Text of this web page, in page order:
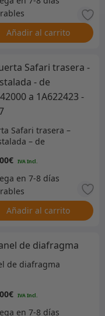
Añadir al carrito
Safari trasera –
– de
€
Añadir al carrito
de diafragma
€